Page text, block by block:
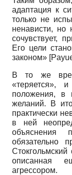
адаптация к
только не
ненависти, но
сочувствует,
Его цели
законом»
В то же
«теряется»,
положения, в
желаний. В
практически
в ней
объяснения
обязательно
описанная
агрессором.